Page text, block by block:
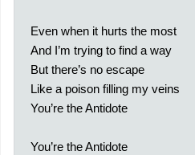
Even when it hurts the most
And I’m trying to find a way
But there’s no escape
Like a poison filling my veins
You’re the Antidote
You’re the Antidote